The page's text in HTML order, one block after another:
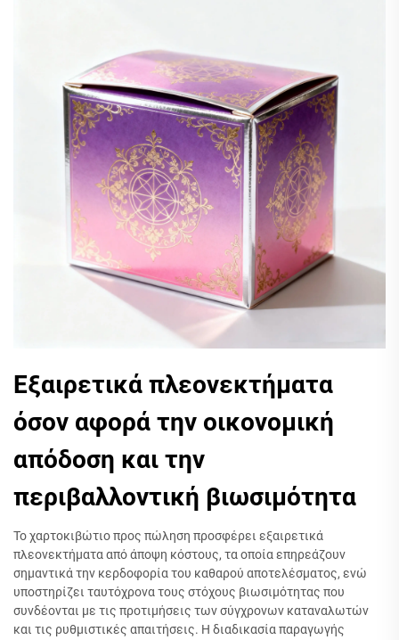
Εξαιρετικά πλεονεκτήματα
όσον αφορά την οικονομική
απόδοση και την
περιβαλλοντική βιωσιμότητα
Το χαρτοκιβώτιο προς πώληση προσφέρει εξαιρετικά
πλεονεκτήματα από άποψη κόστους, τα οποία επηρεάζουν
σημαντικά την κερδοφορία του καθαρού αποτελέσματος, ενώ
υποστηρίζει ταυτόχρονα τους στόχους βιωσιμότητας που
συνδέονται με τις προτιμήσεις των σύγχρονων καταναλωτών
και τις ρυθμιστικές απαιτήσεις. Η διαδικασία παραγωγής